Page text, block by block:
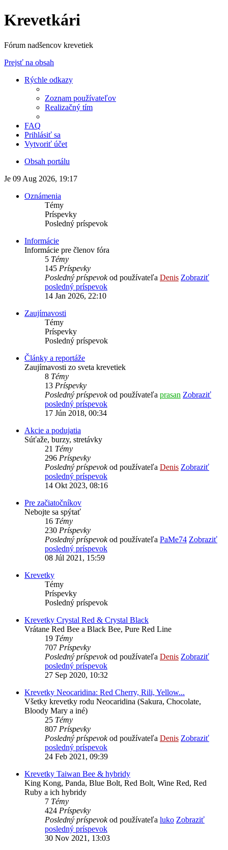
Krevetkári
Fórum nadšencov krevetiek
Prejsť na obsah
Rýchle odkazy
Zoznam používateľov
Realizačný tím
FAQ
Prihlásiť sa
Vytvoriť účet
Obsah portálu
Je 09 Aug 2026, 19:17
Oznámenia
Témy
Príspevky
Posledný príspevok
Informácie
Informácie pre členov fóra
5 Témy
145 Príspevky
Posledný príspevokod používateľa Denis Zobraziť
posledný príspevok
14 Jan 2026, 22:10
Zaujímavosti
Témy
Príspevky
Posledný príspevok
Články a reportáže
Zaujímavosti zo sveta krevetiek
8 Témy
13 Príspevky
Posledný príspevokod používateľa prasan Zobraziť
posledný príspevok
17 Jún 2018, 00:34
Akcie a podujatia
Súťaže, burzy, stretávky
21 Témy
296 Príspevky
Posledný príspevokod používateľa Denis Zobraziť
posledný príspevok
14 Okt 2023, 08:16
Pre začiatočníkov
Nebojte sa spýtať
16 Témy
230 Príspevky
Posledný príspevokod používateľa PaMe74 Zobraziť
posledný príspevok
08 Júl 2021, 15:59
Krevetky
Témy
Príspevky
Posledný príspevok
Krevetky Crystal Red & Crystal Black
Vrátane Red Bee a Black Bee, Pure Red Line
19 Témy
707 Príspevky
Posledný príspevokod používateľa Denis Zobraziť
posledný príspevok
27 Sep 2020, 10:32
Krevetky Neocaridina: Red Cherry, Rili, Yellow...
Všetky krevetky rodu Neocaridina (Sakura, Chocolate,
Bloody Mary a iné)
25 Témy
807 Príspevky
Posledný príspevokod používateľa Denis Zobraziť
posledný príspevok
24 Feb 2021, 09:39
Krevetky Taiwan Bee & hybridy
King Kong, Panda, Blue Bolt, Red Bolt, Wine Red, Red
Ruby a ich hybridy
7 Témy
424 Príspevky
Posledný príspevokod používateľa luko Zobraziť
posledný príspevok
30 Nov 2021, 13:03